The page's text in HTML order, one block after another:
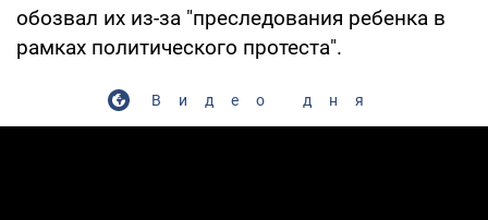
обозвал их из-за "преследования ребенка в
рамках политического протеста".
Видео дня